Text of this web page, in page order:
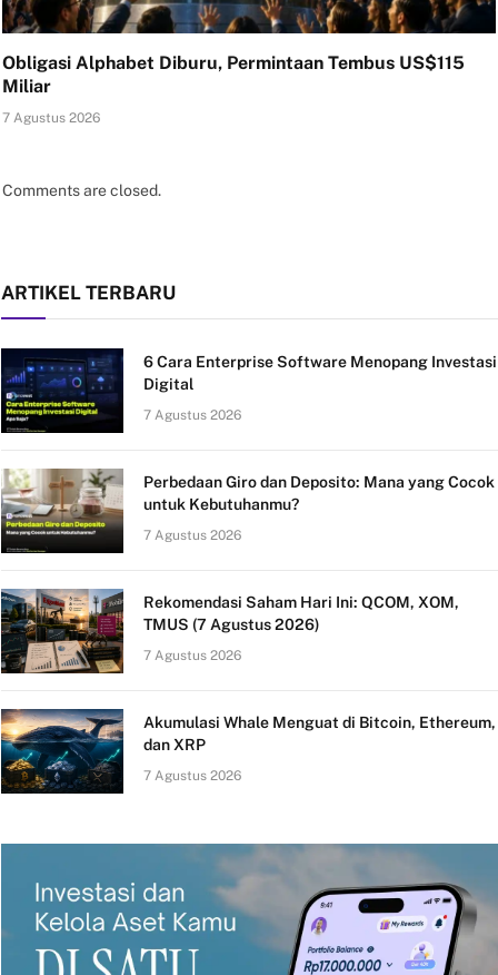
Obligasi Alphabet Diburu, Permintaan Tembus US$115
Miliar
7 Agustus 2026
Comments are closed.
ARTIKEL TERBARU
6 Cara Enterprise Software Menopang Investasi
Digital
7 Agustus 2026
Perbedaan Giro dan Deposito: Mana yang Cocok
untuk Kebutuhanmu?
7 Agustus 2026
Rekomendasi Saham Hari Ini: QCOM, XOM,
TMUS (7 Agustus 2026)
7 Agustus 2026
Akumulasi Whale Menguat di Bitcoin, Ethereum,
dan XRP
7 Agustus 2026